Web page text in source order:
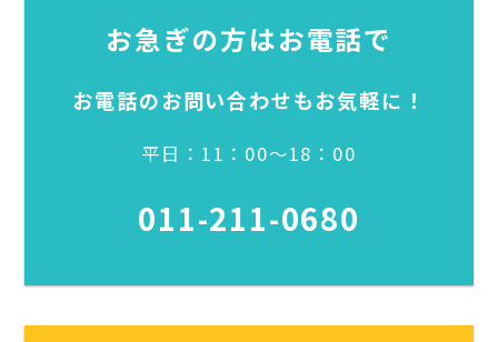
お急ぎの方はお電話で
お電話のお問い合わせもお気軽に！
平日：11：00～18：00
011-211-0680